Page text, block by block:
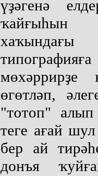
үҙәгенә
хаҡындағы
өгөтләп,
"тотоп"
теге ағай
бер ай
донъя